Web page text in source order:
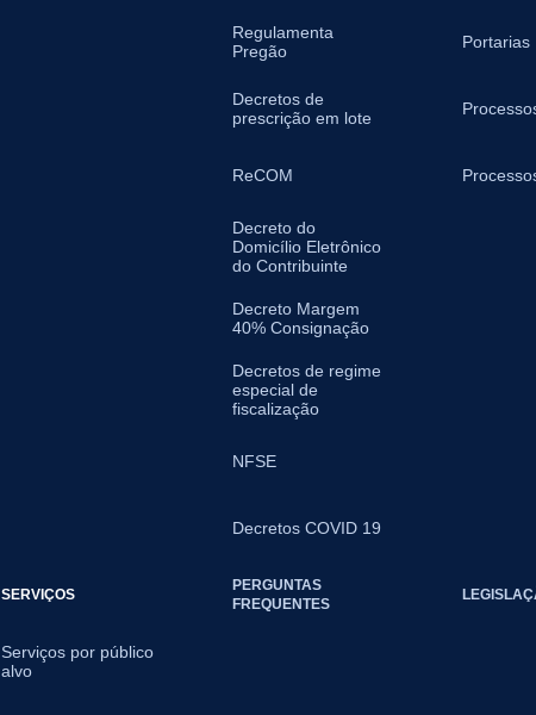
Regulamenta
Pregão
Decretos de
prescrição em lote
ReCOM
Decreto do
Domicílio Eletrônico
do Contribuinte
Decreto Margem
40% Consignação
Decretos de regime
especial de
fiscalização
NFSE
Decretos COVID 19
Portarias
SERVIÇOS
Serviços por público
alvo
PERGUNTAS
FREQUENTES